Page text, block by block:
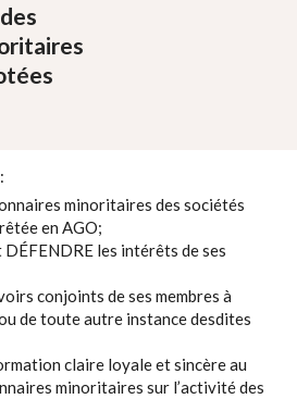
minoritaires des sociétés
en AGO;
DÉFENDRE les intérêts de ses
conjoints de ses membres à
de toute autre instance desdites
claire loyale et sincère au
minoritaires sur l’activité des